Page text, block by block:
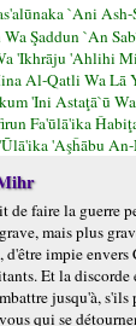
`Ani
Şaddun `An
'Ikhrāju 'Ahlihi
Al-Qatli Wa Lā
'Ini Astaţā`ū
Fa'ūlā'ika
'Aşĥābu
de faire la guerre
mais plus
d'être impie
Et la
jusqu'à,
qui se